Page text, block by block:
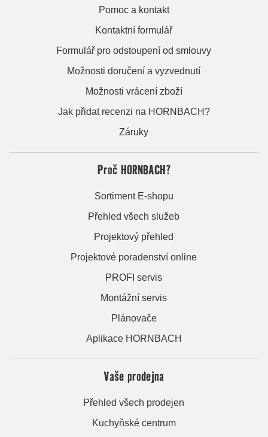
Pomoc a kontakt
Kontaktní formulář
Formulář pro odstoupení od smlouvy
Možnosti doručení a vyzvednutí
Možnosti vrácení zboží
Jak přidat recenzi na HORNBACH?
Záruky
Proč HORNBACH?
Sortiment E-shopu
Přehled všech služeb
Projektový přehled
Projektové poradenství online
PROFI servis
Montážní servis
Plánovače
Aplikace HORNBACH
Vaše prodejna
Přehled všech prodejen
Kuchyňské centrum